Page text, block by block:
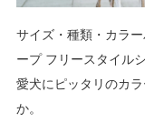
サイズ・種類・カラ
ープ フリースタイル
愛犬にピッタリのカ
か。